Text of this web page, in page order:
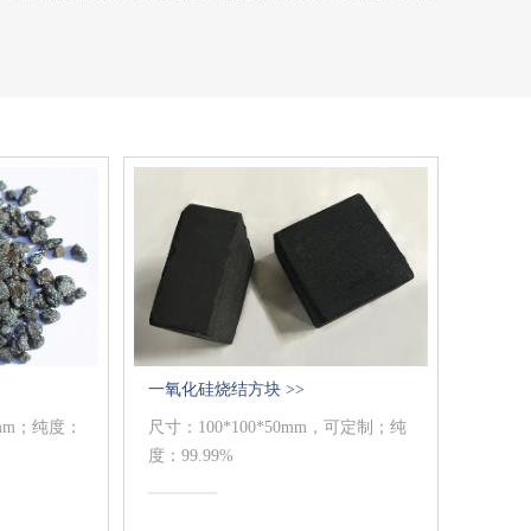
；纯度：
一氧化硅烧结方块 >>
尺寸：100*100*50mm，可定制；纯
度：99.99%